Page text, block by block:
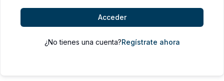
Acceder
¿No tienes una cuenta?Regístrate ahora